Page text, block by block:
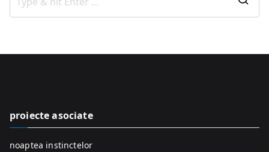
o
proiecte asociate
noaptea instinctelor